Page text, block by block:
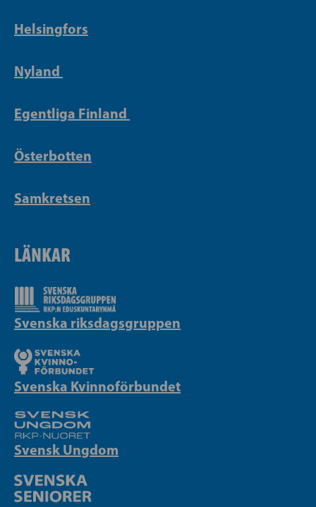
Helsingfors
Nyland
Egentliga Finland
Österbotten
Samkretsen
LÄNKAR
Svenska riksdagsgruppen
Svenska Kvinnoförbundet
Svensk Ungdom